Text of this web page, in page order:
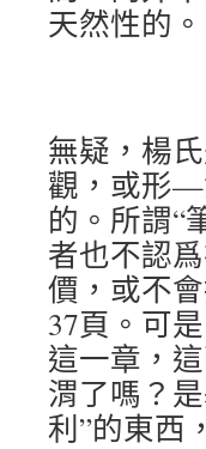
天然性的。
無疑，楊
觀，或形—
的。所謂“
者也不認
價，或不
37頁。可
這一章，
渭了嗎？
利”的東西